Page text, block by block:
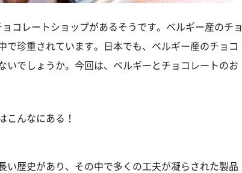
コレートショップがあるそうです。ベルギー産のチョ
で珍重されています。日本でも、ベルギー産のチョコ
いでしょうか。今回は、ベルギーとチョコレートのお
こんなにある！
い歴史があり、その中で多くの工夫が凝らされた製品